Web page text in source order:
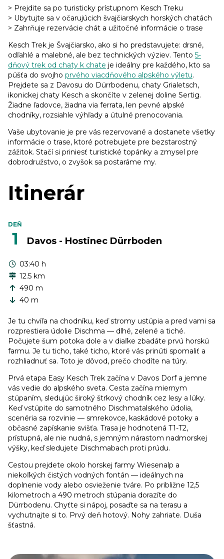
> Prejdite sa po turisticky prístupnom Kesch Treku
> Ubytujte sa v očarujúcich švajčiarskych horských chatách
> Zahrňuje rezervácie chát a užitočné informácie o trase
Kesch Trek je Švajčiarsko, ako si ho predstavujete: drsné,
odľahlé a malebné, ale bez technických výziev. Tento 5-
dňový trek od chaty k chate je ideálny pre každého, kto sa
púšťa do svojho prvého viacdňového alpského výletu.
Prejdete sa z Davosu do Dürrbodenu, chaty Grialetsch,
ikonickej chaty Kesch a skončíte v zelenej doline Sertig.
Žiadne ľadovce, žiadna via ferrata, len pevné alpské
chodníky, rozsiahle výhľady a útulné prenocovania.
Vaše ubytovanie je pre vás rezervované a dostanete všetky
informácie o trase, ktoré potrebujete pre bezstarostný
zážitok. Stačí si priniesť turistické topánky a zmysel pre
dobrodružstvo, o zvyšok sa postaráme my.
Itinerár
DEŇ
1 Davos - Hostinec Dürrboden
03:40 h
12.5 km
490 m
40 m
Je tu chvíľa na chodníku, keď stromy ustúpia a pred vami sa
rozprestiera údolie Dischma — dlhé, zelené a tiché.
Počujete šum potoka dole a v diaľke zbadáte prvú horskú
farmu. Je tu ticho, také ticho, ktoré vás prinúti spomaliť a
rozhliadnuť sa. Toto je dôvod, prečo chodíte na túry.
Prvá etapa Easy Kesch Trek začína v Davos Dorf a jemne
vás vedie do alpského sveta. Cesta začína miernym
stúpaním, sledujúc široký štrkový chodník cez lesy a lúky.
Keď vstúpite do samotného Dischmatalského údolia,
scenéria sa rozvinie — smrekovce, kaskádové potoky a
občasné zapískanie svišťa. Trasa je hodnotená T1-T2,
prístupná, ale nie nudná, s jemným nárastom nadmorskej
výšky, keď sledujete Dischmabach proti prúdu.
Cestou prejdete okolo horskej farmy Wiesenalp a
niekoľkých čistých vodných fontán — ideálnych na
doplnenie vody alebo osvieženie tváre. Po približne 12,5
kilometroch a 490 metroch stúpania dorazíte do
Dürrbodenu. Chyťte si nápoj, posaďte sa na terasu a
vychutnajte si to. Prvý deň hotový. Nohy zahriate. Duša
šťastná.